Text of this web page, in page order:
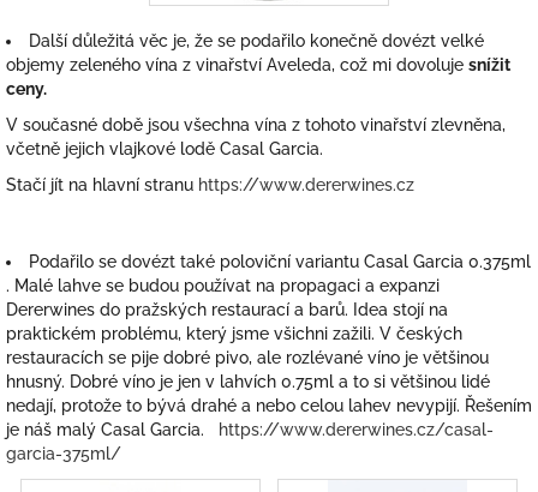
Další důležitá věc je, že se podařilo konečně dovézt velké
objemy zeleného vína z vinařství Aveleda, což mi dovoluje snížit
ceny.
V současné době jsou všechna vína z tohoto vinařství zlevněna,
včetně jejich vlajkové lodě Casal Garcia.
Stačí jít na hlavní stranu https://www.dererwines.cz
Podařilo se dovézt také poloviční variantu Casal Garcia 0.375ml
. Malé lahve se budou používat na propagaci a expanzi
Dererwines do pražských restaurací a barů. Idea stojí na
praktickém problému, který jsme všichni zažili. V českých
restauracích se pije dobré pivo, ale rozlévané víno je většinou
hnusný. Dobré víno je jen v lahvích 0.75ml a to si většinou lidé
nedají, protože to bývá drahé a nebo celou lahev nevypijí. Řešením
je náš malý Casal Garcia.
https://www.dererwines.cz/casal-
garcia-375ml/